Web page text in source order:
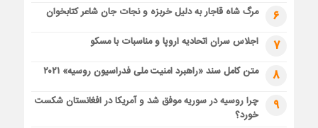
6 مرگ شاه قاجار به دلیل خربزه و نجات جان شاعر کتابخوان
7 اجلاس سران اتحادیه اروپا و مناسبات با مسکو
8 متن کامل سند «راهبرد امنیت ملی فدراسیون روسیه» ۲۰۲۱
9
چرا روسیه در سوریه موفق شد و آمریکا در افغانستان شکست
خورد؟